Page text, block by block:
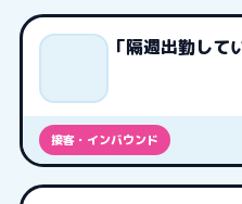
「隔週出勤して
接客・インバウンド